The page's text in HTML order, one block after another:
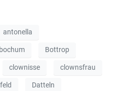
antonella
bochum Bottrop
clownisse clownsfrau
Datteln